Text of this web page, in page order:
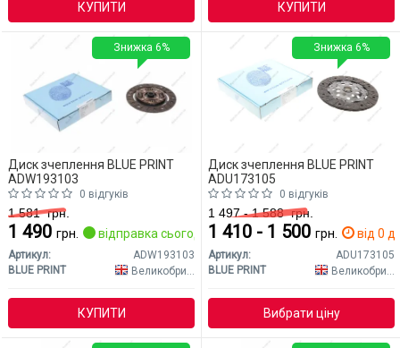
КУПИТИ КУПИТИ
Диск зчеплення BLUE PRINT
ADW193103
0 відгуків
1 581грн.
1 490 грн. відправка сьогодні
Артикул:
ADW193103
BLUE PRINT
Великобританія
КУПИТИ
Знижка 6%
Диск зчеплення BLUE PRINT
ADU173105
0 відгуків
1 497 - 1 588грн.
1 410 - 1 500 грн. від 0
Артикул:
ADU173105
BLUE PRINT
Великобританія
Вибрати ціну
Знижка 6%